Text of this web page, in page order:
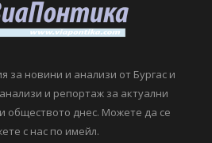
за новини и анализи от Бургас и
и репортаж за актуални
обществото днес. Можете да се
с нас по имейл.